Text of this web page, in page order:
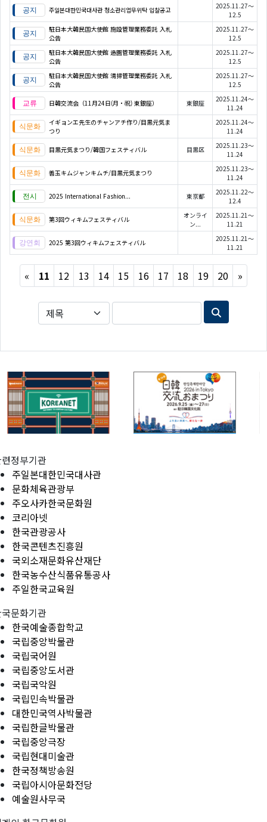
주일본대한민국대사관 청소관리업무위탁 입찰공고
2025.11.27～
12.5
駐日本大韓民国大使館 施設管理業務委託 入札
公告
2025.11.27～
12.5
駐日本大韓民国大使館 造園管理業務委託 入札
公告
2025.11.27～
12.5
駐日本大韓民国大使館 清掃管理業務委託 入札
公告
2025.11.27～
12.5
日韓交流会（11月24日(月・祝) 東銀座） 東銀座
2025.11.24～
11.24
イギョンエ先生のチャンアチ作り/目黒元気ま
つり
2025.11.24～
11.24
目黒元気まつり/韓国フェスティバル 目黒区
2025.11.23～
11.24
善玉キムジャンキムチ/目黒元気まつり
2025.11.23～
11.24
2025 International Fashion... 東京都
2025.11.22～
12.4
第3回ウィキムフェスティバル
オンライ
ン...
2025.11.21～
11.21
2025 第3回ウィキムフェスティバル
2025.11.21～
11.21
« Previous
11 12 13 14 15 16 17 18 19 20 »Next
정부기관
주일본대한민국대사관
문화체육관광부
주오사카한국문화원
코리아넷
한국관광공사
한국콘텐츠진흥원
국외소재문화유산재단
한국농수산식품유통공사
주일한국교육원
문화기관
한국예술종합학교
국립중앙박물관
국립국어원
국립중앙도서관
국립국악원
국립민속박물관
대한민국역사박물관
국립한글박물관
국립중앙극장
국립현대미술관
한국정책방송원
국립아시아문화전당
예술원사무국